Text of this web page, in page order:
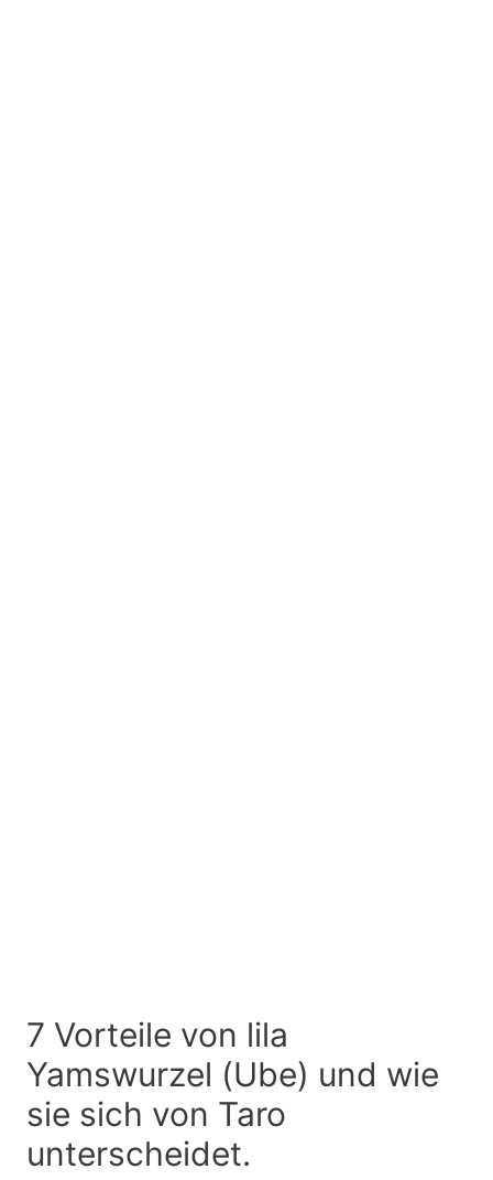
7 Vorteile von lila
Yamswurzel (Ube) und wie
sie sich von Taro
unterscheidet.